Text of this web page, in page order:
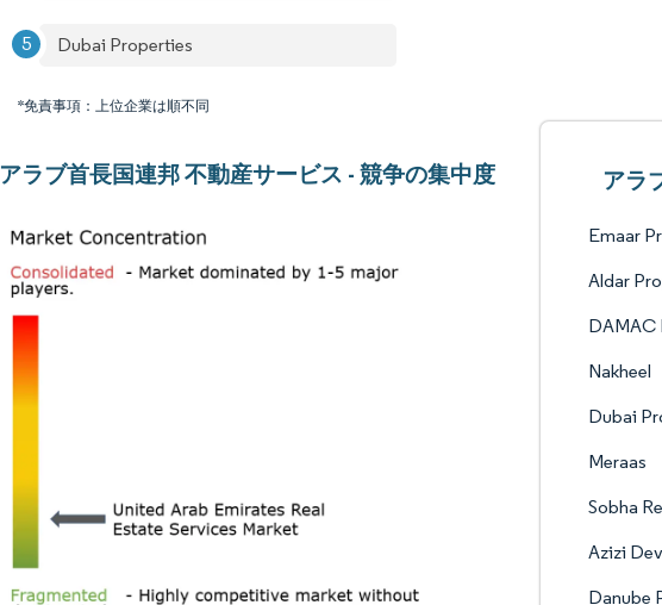
Dubai Properties
*免責事項：上位企業は順不同
アラブ首長国連邦 不動産サービス - 競争の集中度 アラ
Emaar
Aldar
DAMAC
Nakheel
Dubai
Meraas
Sobha
Azizi
Danube